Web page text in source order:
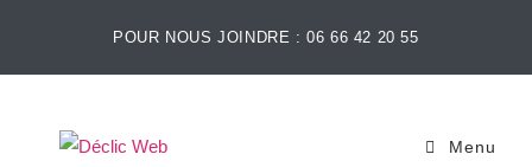
POUR NOUS JOINDRE : 06 66 42 20 55
Menu